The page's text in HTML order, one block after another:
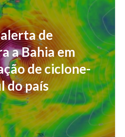
de
a Bahia em
de ciclone-
do país